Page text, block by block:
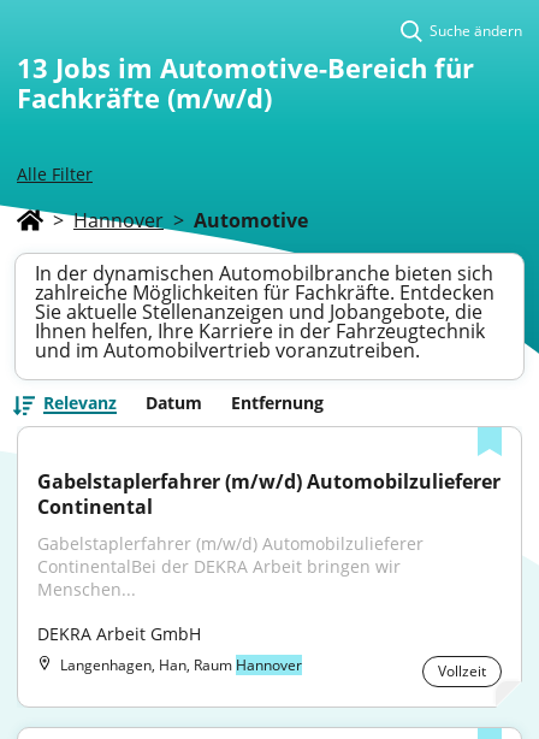
Alle Filter
Suche ändern
13 Jobs im Automotive-Bereich für
Fachkräfte (m/w/d)
> Hannover > Automotive
In der dynamischen Automobilbranche bieten sich
zahlreiche Möglichkeiten für Fachkräfte. Entdecken
Sie aktuelle Stellenanzeigen und Jobangebote, die
Ihnen helfen, Ihre Karriere in der Fahrzeugtechnik
und im Automobilvertrieb voranzutreiben.
Relevanz Datum Entfernung
Gabelstaplerfahrer (m/w/d) Automobilzulieferer
Continental
Gabelstaplerfahrer (m/w/d) Automobilzulieferer
ContinentalBei der DEKRA Arbeit bringen wir
Menschen...
DEKRA Arbeit GmbH
Langenhagen, Han, Raum Hannover Vollzeit